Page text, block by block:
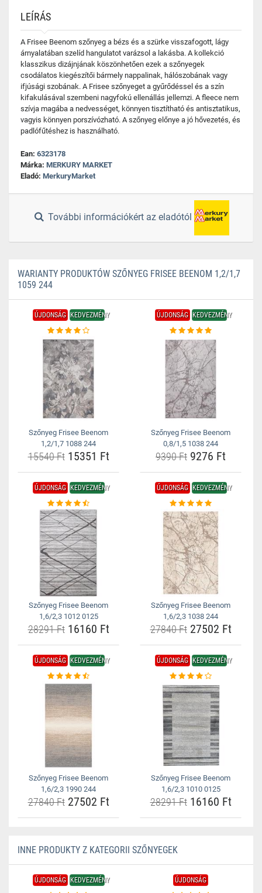
LEÍRÁS
A Frisee Beenom szőnyeg a bézs és a szürke visszafogott, lágy
árnyalatában szelíd hangulatot varázsol a lakásba. A kollekció
klasszikus dizájnjának köszönhetően ezek a szőnyegek
csodálatos kiegészítői bármely nappalinak, hálószobának vagy
ifjúsági szobának. A Frisee szőnyeget a gyűrődéssel és a szín
kifakulásával szembeni nagyfokú ellenállás jellemzi. A fleece nem
szívja magába a nedvességet, könnyen tisztítható és antisztatikus,
vagyis könnyen porszívózható. A szőnyeg előnye a jó hővezetés, és
padlófűtéshez is használható.
Ean: 6323178
Márka: MERKURY MARKET
Eladó: MerkuryMarket
További információkért az eladótól
WARIANTY PRODUKTÓW SZŐNYEG FRISEE BEENOM 1,2/1,7
1059 244
ÚJDONSÁG KEDVEZMÉNY
Szőnyeg Frisee Beenom
1,2/1,7 1088 244
15540 Ft15351 Ft
ÚJDONSÁG KEDVEZMÉNY
Szőnyeg Frisee Beenom
0,8/1,5 1038 244
9390 Ft 9276 Ft
ÚJDONSÁG KEDVEZMÉNY
Szőnyeg Frisee Beenom
1,6/2,3 1012 0125
28291 Ft16160 Ft
ÚJDONSÁG KEDVEZMÉNY
Szőnyeg Frisee Beenom
1,6/2,3 1038 244
27840 Ft27502 Ft
ÚJDONSÁG KEDVEZMÉNY
Szőnyeg Frisee Beenom
1,6/2,3 1990 244
27840 Ft27502 Ft
ÚJDONSÁG KEDVEZMÉNY
Szőnyeg Frisee Beenom
1,6/2,3 1010 0125
28291 Ft16160 Ft
INNE PRODUKTY Z KATEGORII SZŐNYEGEK
ÚJDONSÁG KEDVEZMÉNY ÚJDONSÁG